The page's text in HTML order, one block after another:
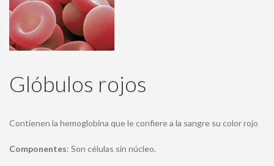
Glóbulos rojos
Contienen la hemoglobina que le confiere a la sangre su color rojo
Componentes: Son células sin núcleo.